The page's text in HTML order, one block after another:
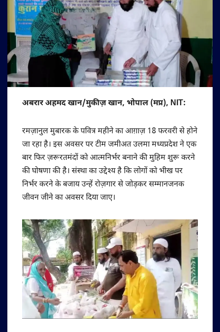
अबरार अहमद खान/मुकीज़ खान, भोपाल (मप्र), NIT:
रमज़ानुल मुबारक के पवित्र महीने का आग़ाज़ 18 फरवरी से होने
जा रहा है। इस अवसर पर टीम जमीअत उलमा मध्यप्रदेश ने एक
बार फिर ज़रूरतमंदों को आत्मनिर्भर बनाने की मुहिम शुरू करने
की घोषणा की है। संस्था का उद्देश्य है कि लोगों को भीख पर
निर्भर करने के बजाय उन्हें रोज़गार से जोड़कर सम्मानजनक
जीवन जीने का अवसर दिया जाए।